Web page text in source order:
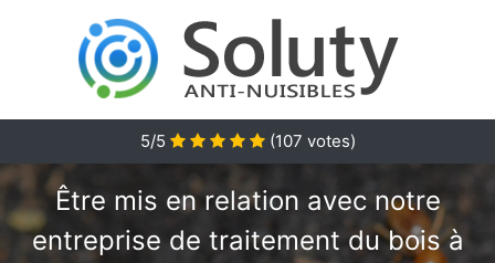
5/5 (107 votes)
Être mis en relation avec notre
entreprise de traitement du bois à